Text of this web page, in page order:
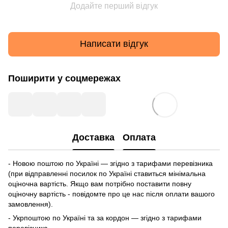
Додайте перший відгук
Написати відгук
Поширити у соцмережах
Доставка Оплата
- Новою поштою по Україні — згідно з тарифами перевізника
(при відправленні посилок по Україні ставиться мінімальна
оціночна вартість. Якщо вам потрібно поставити повну
оціночну вартість - повідомте про це нас після оплати вашого
замовлення).
- Укрпоштою по Україні та за кордон — згідно з тарифами